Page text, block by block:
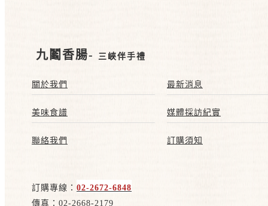
九鬮香腸- 三峽伴手禮
關於我們 最新消息
美味食譜 媒體採訪紀實
聯絡我們 訂購須知
訂購專線： 02-2672-6848
傳真：02-2668-2179